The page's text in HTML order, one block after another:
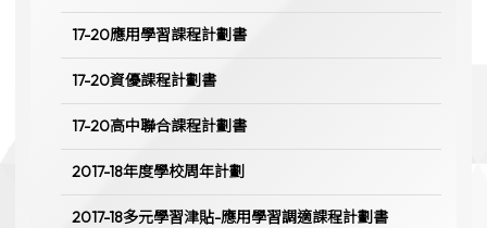
17-20應用學習課程計劃書
17-20資優課程計劃書
17-20高中聯合課程計劃書
2017-18年度學校周年計劃
2017-18多元學習津貼-應用學習調適課程計劃書